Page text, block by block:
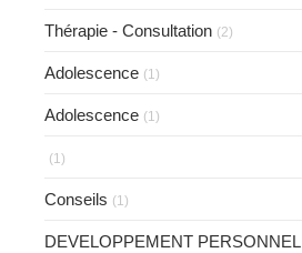
Thérapie - Consultation (2)
Adolescence (1)
Adolescence (1)
(1)
Conseils (1)
DEVELOPPEMENT PERSONNEL